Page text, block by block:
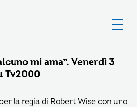
mi ama”. Venerdì 3
Tv2000
la regia di Robert Wise con uno